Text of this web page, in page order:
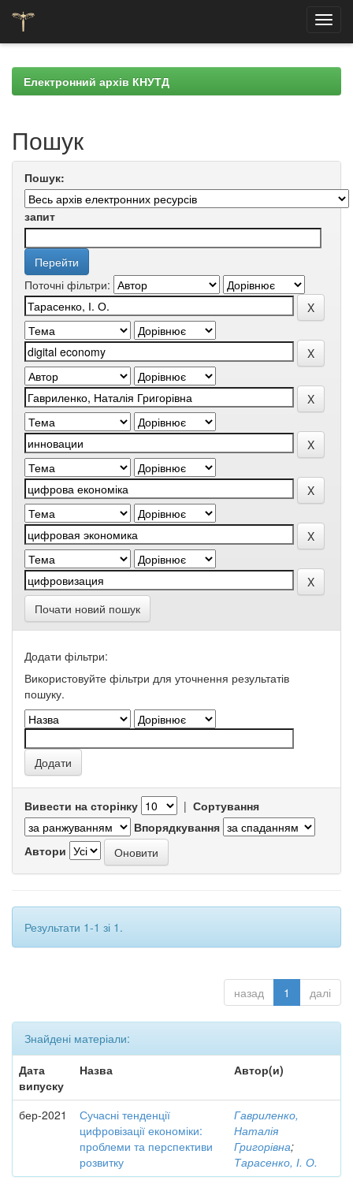
navigationЕлектронний архів КНУТД
Пошук
Пошук:
запит
Поточні фільтри:
Почати новий пошук
Додати фільтри:
Використовуйте фільтри для уточнення результатів
пошуку.
Вивести на сторінку | Сортування
Впорядкування
Автори
Результати 1-1 зі 1.
назад 1 далі
Знайдені матеріали:
Дата
випуску
Назва Автор(и)
бер-2021
Сучасні тенденції
цифровізації економіки:
проблеми та перспективи
розвитку
Гавриленко,
Наталія
Григорівна;
Тарасенко, І. О.